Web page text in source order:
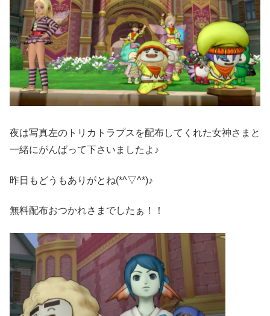
夜は写真左のトリカトラプスを配布してくれた女神さまと
一緒にがんばって下さいましたよ♪
昨日もどうもありがとね(*^▽^*)♪
無料配布おつかれさまでしたぁ！！